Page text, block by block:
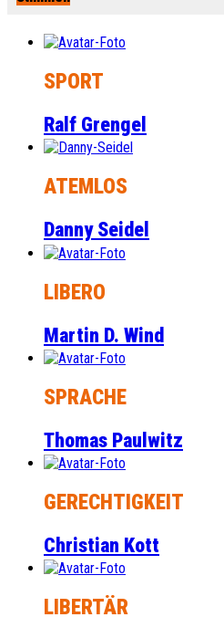
SPORT
Ralf Grengel
ATEMLOS
Danny Seidel
LIBERO
Martin D. Wind
SPRACHE
Thomas Paulwitz
GERECHTIGKEIT
Christian Kott
LIBERTÄR